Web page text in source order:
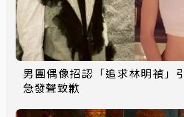
男團偶像招認「追求林明禎」
急發聲致歉